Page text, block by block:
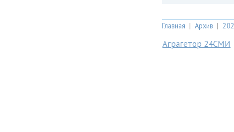
Главная | Архив |
Аграгетор 24СМИ